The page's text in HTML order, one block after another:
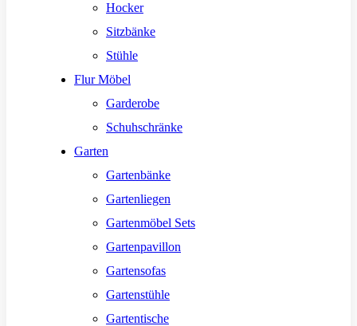
Hocker
Sitzbänke
Stühle
Flur Möbel
Garderobe
Schuhschränke
Garten
Gartenbänke
Gartenliegen
Gartenmöbel Sets
Gartenpavillon
Gartensofas
Gartenstühle
Gartentische